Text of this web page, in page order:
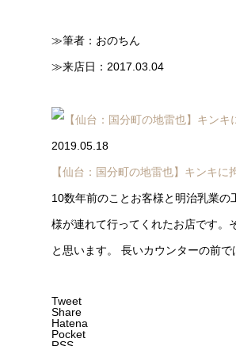
≫筆者：おのちん
≫来店日：2017.03.04
2019.05.18
【仙台：国分町の地雷也】キンキに
10数年前のことお客様と明治乳業
様が連れて行ってくれたお店です。
と思います。 長いカウンターの前で
Tweet
Share
Hatena
Pocket